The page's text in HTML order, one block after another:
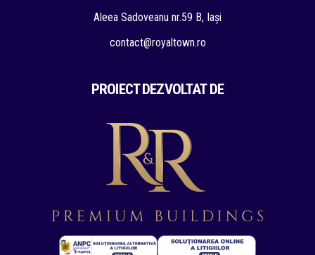
Aleea Sadoveanu nr.59 B, Iași
contact@royaltown.ro
PROIECT DEZVOLTAT DE